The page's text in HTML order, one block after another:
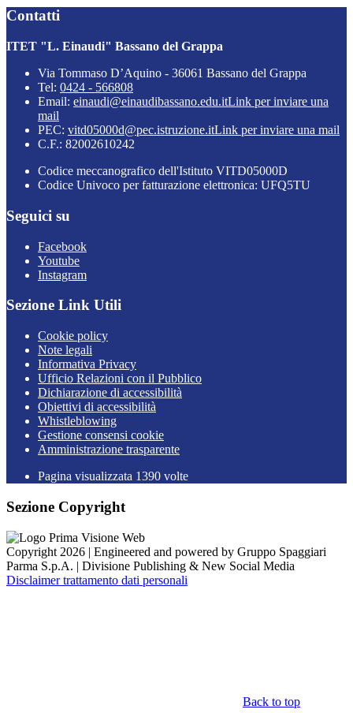
Contatti
ITET "L. Einaudi" Bassano del Grappa
Via Tommaso D’Aquino - 36061 Bassano del Grappa
Tel: 0424 - 566808
Email: einaudi@einaudibassano.edu.itLink per inviare una
mail
PEC: vitd05000d@pec.istruzione.itLink per inviare una mail
C.F.: 82002610242
Codice meccanografico dell'Istituto VITD05000D
Codice Univoco per fatturazione elettronica: UFQ5TU
Seguici su
Facebook
Youtube
Instagram
Sezione Link Utili
Cookie policy
Note legali
Informativa Privacy
Ufficio Relazioni con il Pubblico
Dichiarazione di accessibilità
Obiettivi di accessibilità
Whistleblowing
Gestione consensi cookie
Amministrazione trasparente
Pagina visualizzata 1390 volte
Sezione Copyright
Copyright 2026 | Engineered and powered by Gruppo Spaggiari
Parma S.p.A. | Divisione Publishing & New Social Media
Disclaimer trattamento dati personali
Back to top